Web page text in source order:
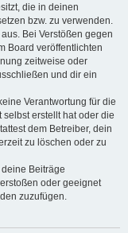
die in deinen
bzw. zu verwenden.
Bei Verstößen gegen
Board veröffentlichten
zeitweise oder
und dir ein
Verantwortung für die
erstellt hat oder die
dem Betreiber, dein
zu löschen oder zu
Beiträge
oder geeignet
zuzufügen.